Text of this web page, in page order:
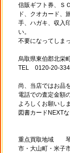
信販ギフト券、Ｓ
ド、クオカード、
手、ハガキ、収入
い。
不要になってしま
烏取県東伯郡北栄
TEL 0120-20-
尚、当店ではお品
電話での査定金額
よろしくお願いしま
図書カードNEXT
重点買取地域 琴
市・大山町・米子